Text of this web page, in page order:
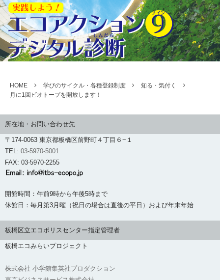
HOME 学びのサイクル・各種登録制度
知る・気付く
月に1回ビオトープを開放します！
所在地・お問い合わせ先
〒174-0063 東京都板橋区前野町４丁目６−１
TEL: 03-5970-5001
FAX: 03-5970-2255
開館時間：午前9時から午後5時まで
休館日：毎月第3月曜（祝日の場合は直後の平日）および年末年始
板橋区立エコポリスセンター指定管理者
板橋エコみらいプロジェクト
株式会社 小学館集英社プロダクション